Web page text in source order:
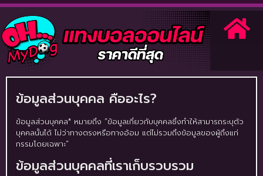
ข้อมูลส่วนบุคคล คืออะไร?
ข้อมูลส่วนบุคคล* หมายถึง “ข้อมูลเกี่ยวกับบุคคลซึ่งทำให้สามารถระบุตัว
บุคคลนั้นได้ ไม่ว่าทางตรงหรือทางอ้อม แต่ไม่รวมถึงข้อมูลของผู้ถึงแก่
กรรมโดยเฉพาะ”
ข้อมูลส่วนบุคคลที่เราเก็บรวบรวม